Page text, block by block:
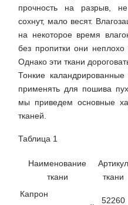
прочность на разрыв,
сохнут, мало весят.
на некоторое время
без пропитки они
Однако эти ткани
Тонкие
применять для пошива
мы приведем основные
тканей.
Таблица 1
Наименование
ткани
Артикул
ткани
Капрон
52260